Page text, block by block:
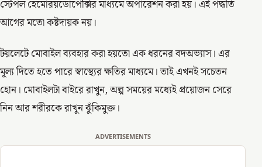
স্টেপল হেমোরয়ডোপেক্সির মাধ্যমে অপারেশন করা হয়। এই পদ্ধতি
আগের মতো কষ্টদায়ক নয়।
টয়লেটে মোবাইল ব্যবহার করা হয়তো এক ধরনের বদঅভ্যাস। এর
মূল্য দিতে হতে পারে স্বাস্থ্যের ক্ষতির মাধ্যমে। তাই এখনই সচেতন
হোন। মোবাইলটা বাইরে রাখুন, অল্প সময়ের মধ্যেই প্রয়োজন সেরে
নিন আর শরীরকে রাখুন ঝুঁকিমুক্ত।
ADVERTISEMENTS